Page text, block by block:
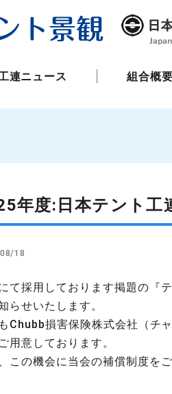
連ニュース 組合概要
年度:日本テント
18
て採用しております掲題の『
らせいたします。
Chubb損害保険株式会社（チ
用意しております。
この機会に当会の補償制度を